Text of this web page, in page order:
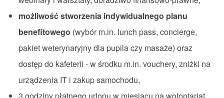
możliwośćstworzenia indywidualnego planu
benefitowego (wybórm.in. lunch pass, concierge,
pakietweterynaryjnydla pupilaczy masaże) oraz
dostępdo kafeterii - wśrodku m.in. vouchery, zniżki na
urządzeniaIT i zakupsamochodu,